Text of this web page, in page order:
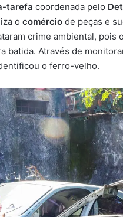
tarefa coordenada pelo
o comércio de peças e
crime ambiental, pois
batida. Através de
o ferro-velho.